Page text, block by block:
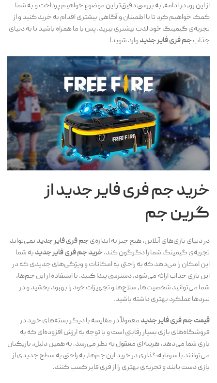
از این رو، در ادامه، به بررسی دقیق‌تر این موضوع خواهیم پرداخت و به شما
کمک خواهیم کرد تا با اطمینان و آگاهی بیشتری اقدام به خرید کنید و از
تجربه‌ی گیمینگ خود لذت بیشتری ببرید. پس با ما همراه باشید تا به دنیای
جذابجم فری فایرجدیدوارد شوید!
خرید جم فری فایر جدید از
گرین جم
در دنیای بازی‌های آنلاین، هیچ چیز به اندازه‌یجم فری فایر جدیدنمی‌تواند
تجربه‌ی گیمینگ شما را دگرگون کند.خرید جم فری فایر جدیدبه شما
این امکان را می‌دهد که به راحتی به امکانات و ویژگی‌های جدیدی که در
این بازی جذاب ارائه می‌شود، دسترسی پیدا کنید. با استفاده از این جم‌ها،
شما می‌توانید شخصیت‌ها، سلاح‌ها و تجهیزات خود را بهبود بخشید و در
نبردها عملکرد بهتری داشته باشید.
قیمت جم فری فایر جدیدمعمولاً در مقایسه با دیگر بسته‌های خرید در
فروشگاه‌های بازی بسیار رقابتی است و با توجه به ارزش افزوده‌ای که به
بازی شما می‌دهد، هزینه‌ای معقول به نظر می‌رسد. به همین دلیل، بازیکنان
می‌توانند با سرمایه‌گذاری در خرید این جم‌ها، به راحتی به سطح جدیدی از
بازی دست یابند و تجربه‌ی بهتری را از فری فایر کسب کنند.